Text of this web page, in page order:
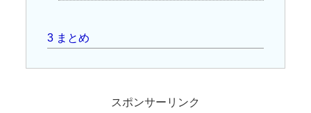
3まとめ
スポンサーリンク